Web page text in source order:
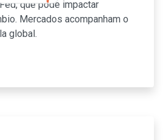
que pode impactar
Mercados acompanham o
global.